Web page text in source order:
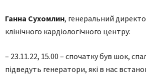
Ганна Сухомлин, генеральний
клінічного кардіологічного центру:
– 23.11.22, 15.00 – спочатку був шок,
підведуть генератори, які в нас